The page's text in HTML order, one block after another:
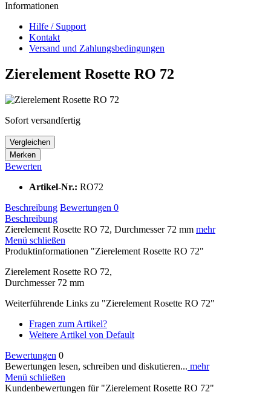
Informationen
Hilfe / Support
Kontakt
Versand und Zahlungsbedingungen
Zierelement Rosette RO 72
Sofort versandfertig
Vergleichen
Merken
Bewerten
Artikel-Nr.: RO72
Beschreibung Bewertungen 0
Beschreibung
Zierelement Rosette RO 72, Durchmesser 72 mm mehr
Menü schließen
Produktinformationen "Zierelement Rosette RO 72"
Zierelement Rosette RO 72,
Durchmesser 72 mm
Weiterführende Links zu "Zierelement Rosette RO 72"
Fragen zum Artikel?
Weitere Artikel von Default
Bewertungen 0
Bewertungen lesen, schreiben und diskutieren... mehr
Menü schließen
Kundenbewertungen für "Zierelement Rosette RO 72"